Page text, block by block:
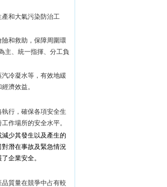
和大氣污染防治工
和救助，保障周圍環
主、統一指揮、分工負
冷凝水等，有效地緩
濟效益。
行，確保各項安全生
作場所的安全水平。
少其發生以及產生的
潛在事故及緊急情況
企業安全。
質量在競爭中占有較